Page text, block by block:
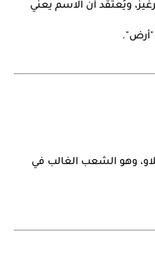
، ويُعتقد أن الاسم يعني
"أرض".
، وهو الشعب الغالب في